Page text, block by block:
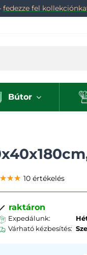
fedezze fel
Bútor
10 értékelés
raktáron
Expedálunk:
Várható kézbesítés: